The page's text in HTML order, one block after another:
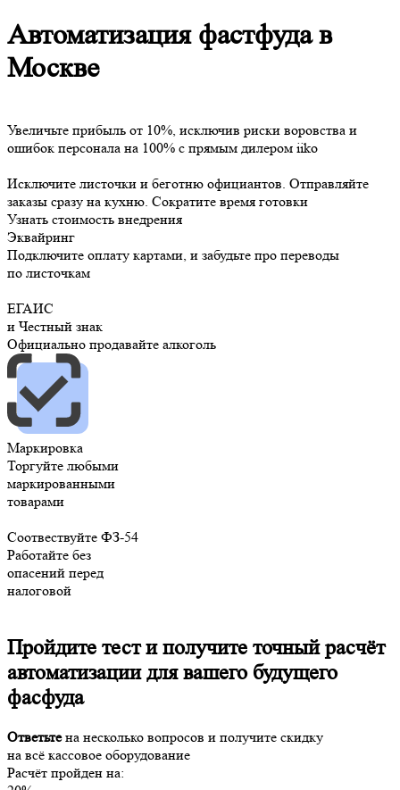
Автоматизация фастфуда в
Москве
Увеличьте прибыль от 10%, исключив риски воровства и
ошибок персонала на 100% с прямым дилером iiko
Исключите листочки и беготню официантов. Отправляйте
заказы сразу на кухню. Сократите время готовки
Узнать стоимость внедрения
Эквайринг
Подключите оплату картами, и забудьте про переводы
по листочкам
ЕГАИС
и Честный знак
Официально продавайте алкоголь
Маркировка
Торгуйте любыми
маркированными
товарами
Соотвествуйте ФЗ-54
Работайте без
опасений перед
налоговой
Пройдите тест и получите точный расчёт
автоматизациидля вашего будущего
фасфуда
Ответьтена несколько вопросов и получите скидку
на всё кассовое оборудование
Расчёт пройден на: